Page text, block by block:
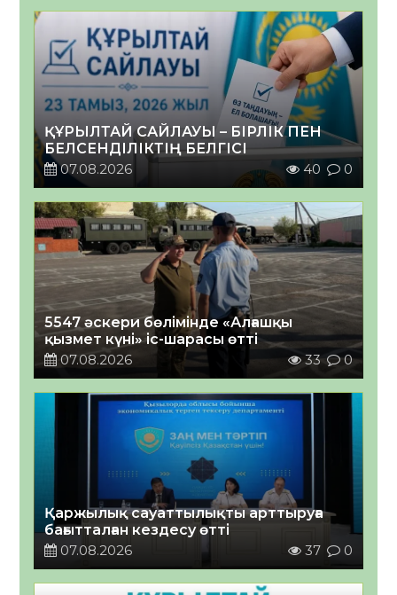
ҚҰРЫЛТАЙ САЙЛАУЫ – БІРЛІК ПЕН
БЕЛСЕНДІЛІКТІҢ БЕЛГІСІ
07.08.2026
40 0
5547 әскери бөлімінде «Алғашқы
қызмет күні» іс-шарасы өтті
07.08.2026
33 0
Қаржылық сауаттылықты арттыруға
бағытталған кездесу өтті
07.08.2026
37 0